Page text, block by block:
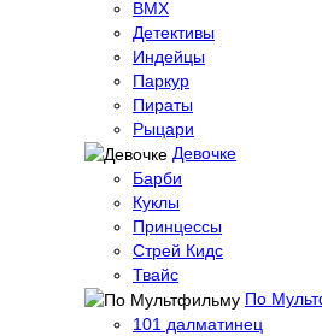
BMX
Детективы
Индейцы
Паркур
Пираты
Рыцари
Девочке
Барби
Куклы
Принцессы
Стрей Кидс
Твайс
По
101 далматинец